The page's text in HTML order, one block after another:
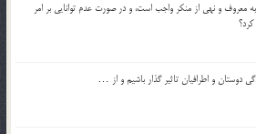
معروف و نهي از منکر واجب است، و در صورت عدم توانايي بر امر
دوستان و اطرافيان تاثير گذار باشيم و از …